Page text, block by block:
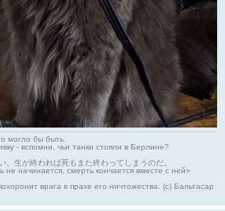
могло бы быть.
- вспомни, чьи танки стояли в Берлине?
。生が終われば死もまた終わってしまうのだ。
не начинается, смерть кончается вместе с ней»
врага в прахе его ничтожества. (с) Бальтасар